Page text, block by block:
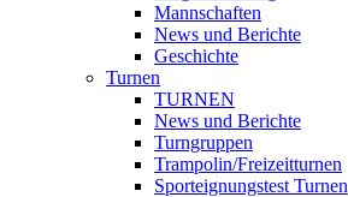
Mannschaften
News und Berichte
Geschichte
Turnen
TURNEN
News und Berichte
Turngruppen
Trampolin/Freizeitturnen
Sporteignungstest Turnen